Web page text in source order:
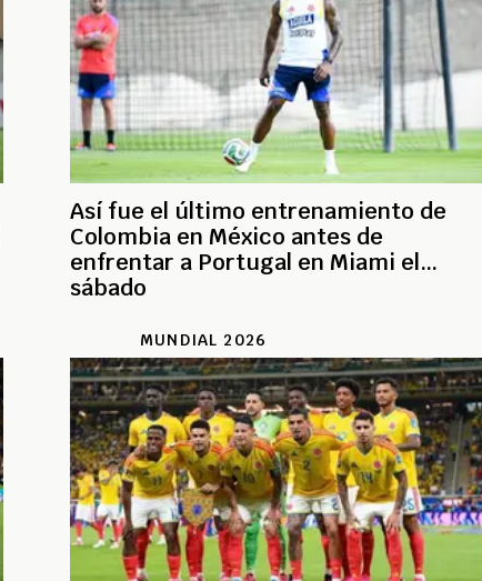
Así fue el último entrenamiento de
Colombia en México antes de
enfrentar a Portugal en Miami el
sábado
MUNDIAL 2026